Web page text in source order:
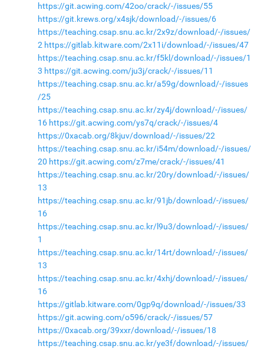
https://git.acwing.com/42oo/crack/-/issues/55
https://git.krews.org/x4sjk/download/-/issues/6
https://teaching.csap.snu.ac.kr/2x9z/download/-/issues/
2 https://gitlab.kitware.com/2x11i/download/-/issues/47
https://teaching.csap.snu.ac.kr/f5kl/download/-/issues/1
3 https://git.acwing.com/ju3j/crack/-/issues/11
https://teaching.csap.snu.ac.kr/a59g/download/-/issues
/25
https://teaching.csap.snu.ac.kr/zy4j/download/-/issues/
16 https://git.acwing.com/ys7q/crack/-/issues/4
https://0xacab.org/8kjuv/download/-/issues/22
https://teaching.csap.snu.ac.kr/i54m/download/-/issues/
20 https://git.acwing.com/z7me/crack/-/issues/41
https://teaching.csap.snu.ac.kr/20ry/download/-/issues/
13
https://teaching.csap.snu.ac.kr/91jb/download/-/issues/
16
https://teaching.csap.snu.ac.kr/l9u3/download/-/issues/
1
https://teaching.csap.snu.ac.kr/14rt/download/-/issues/
13
https://teaching.csap.snu.ac.kr/4xhj/download/-/issues/
16
https://gitlab.kitware.com/0gp9q/download/-/issues/33
https://git.acwing.com/o596/crack/-/issues/57
https://0xacab.org/39xxr/download/-/issues/18
https://teaching.csap.snu.ac.kr/ye3f/download/-/issues/